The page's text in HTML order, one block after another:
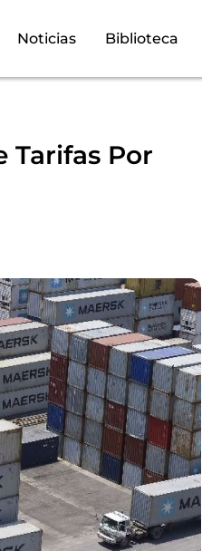
Noticias Biblioteca
Tarifas Por